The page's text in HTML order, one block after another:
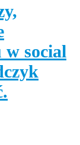
social